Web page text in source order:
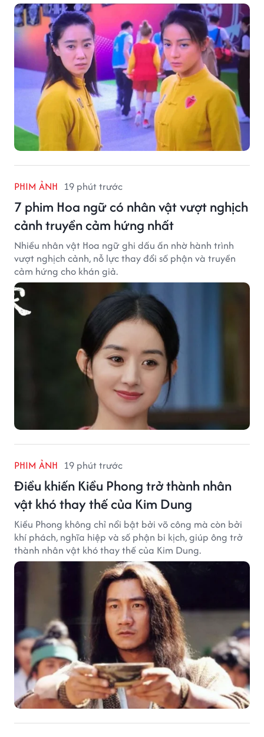
PHIM ẢNH 19 phút trước
7 phim Hoa ngữ có nhân vật vượt nghịch
cảnh truyền cảm hứng nhất
Nhiều nhân vật Hoa ngữ ghi dấu ấn nhờ hành trình
vượt nghịch cảnh, nỗ lực thay đổi số phận và truyền
cảm hứng cho khán giả.
PHIM ẢNH 19 phút trước
Điều khiến Kiều Phong trở thành nhân
vật khó thay thế của Kim Dung
Kiều Phong không chỉ nổi bật bởi võ công mà còn bởi
khí phách, nghĩa hiệp và số phận bi kịch, giúp ông trở
thành nhân vật khó thay thế của Kim Dung.